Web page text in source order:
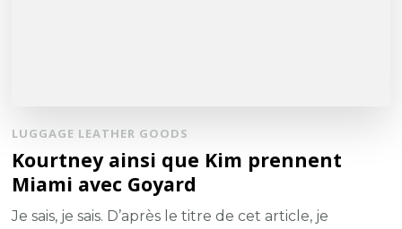
LUGGAGE LEATHER GOODS
Kourtney ainsi que Kim prennent
Miami avec Goyard
Je sais, je sais. D’après le titre de cet article, je